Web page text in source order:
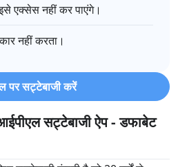
एक्सेस नहीं कर पाएंगे।
नहीं करता।
पर सट्टेबाजी करें
सट्टेबाजी ऐप - डफाबेट